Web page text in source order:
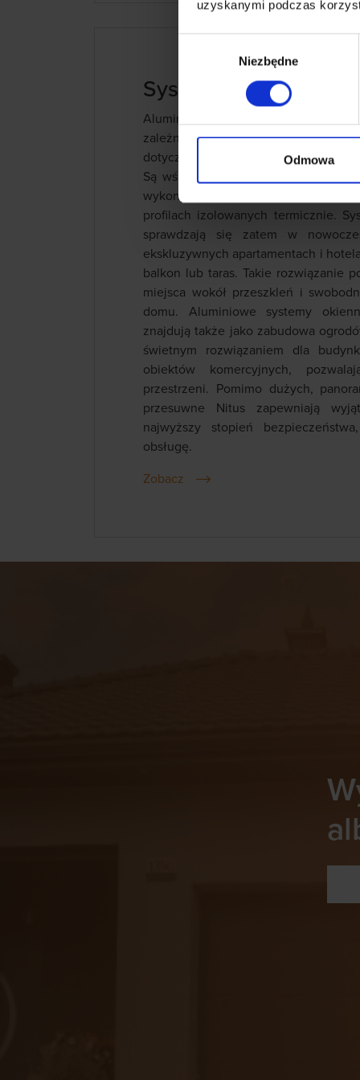
uzyskanymi podczas
Niezbędne
Odmowa
Systemy przesuwne
Aluminiowe systemy przesuwne
zależności od zakresu
dotyczących funkcjonalności,
Są wśród nich zarówno konstrukcje
wykonywania zabudowy
profilach izolowanych termicznie.
sprawdzają się zatem w
ekskluzywnych apartamentach i
balkon lub taras. Takie rozwiązanie
miejsca wokół przeszkleń i
domu. Aluminiowe systemy
znajdują także jako zabudowa
świetnym rozwiązaniem dla
obiektów komercyjnych,
przestrzeni. Pomimo dużych,
przesuwne Nitus zapewniają
najwyższy stopień
obsługę.
Zobacz